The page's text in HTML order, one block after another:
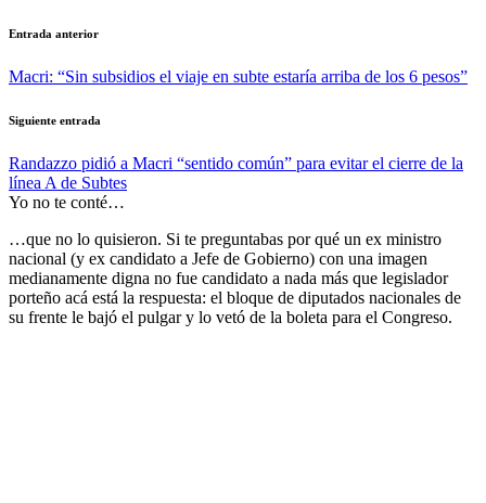
Navegación
de
Entrada anterior
Macri: “Sin subsidios el viaje en subte estaría arriba de los 6 pesos”
Siguiente entrada
Randazzo pidió a Macri “sentido común” para evitar el cierre de la
línea A de Subtes
Yo no te conté…
…que no lo quisieron. Si te preguntabas por qué un ex ministro
nacional (y ex candidato a Jefe de Gobierno) con una imagen
medianamente digna no fue candidato a nada más que legislador
porteño acá está la respuesta: el bloque de diputados nacionales de
su frente le bajó el pulgar y lo vetó de la boleta para el Congreso.